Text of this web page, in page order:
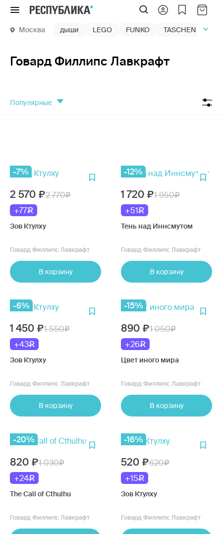
Меню
Москва дыши LEGO FUNKO TASCHEN
Говард Филлипс Лавкрафт
популярные
-7%
2 570
2 770
+77
Зов Ктулху
Говард Филлипс Лавкрафт
В корзину
-12%
1 720
1 950
+51
Тень над Иннсмутом
Говард Филлипс Лавкрафт
В корзину
-6%
1 450
1 550
+43
Зов Ктулху
Говард Филлипс Лавкрафт
В корзину
-15%
890
1 050
+26
Цвет иного мира
Говард Филлипс Лавкрафт
В корзину
-20%
820
1 030
+24
The Call of Cthulhu
Говард Филлипс Лавкрафт
-16%
520
620
+15
Зов Ктулху
Говард Филлипс Лавкрафт